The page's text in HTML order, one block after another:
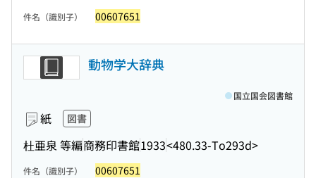
件名（識別子） 00607651
動物学大辞典
紙 図書
杜亜泉 等編商務印書館1933<480.33-To293d>
国立国会図書館
件名（識別子） 00607651